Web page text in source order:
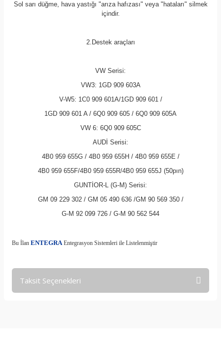
Sol sarı düğme, hava yastığı "arıza hafızası" veya "hataları" silmek
içindir.
2.Destek araçları
VW Serisi:
VW3: 1GD 909 603A
V-W5: 1C0 909 601A/1GD 909 601 /
1GD 909 601 A / 6Q0 909 605 / 6Q0 909 605A
VW 6: 6Q0 909 605C
AUDİ Serisi:
4B0 959 655G / 4B0 959 655H / 4B0 959 655E /
4B0 959 655F/4B0 959 655R/4B0 959 655J (50pın)
GUNTİOR-L (G-M) Serisi:
GM 09 229 302 / GM 05 490 636 /GM 90 569 350 /
G-M 92 099 726 / G-M 90 562 544
Bu İlan ENTEGRAEntegrasyon Sistemleri ile Listelenmiştir
Taksit Seçenekleri